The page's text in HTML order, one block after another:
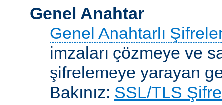
Genel Anahtar
Genel Anahtarlı
imzaları çözmeye ve
şifrelemeye yarayan
Bakınız: SSL/TLS